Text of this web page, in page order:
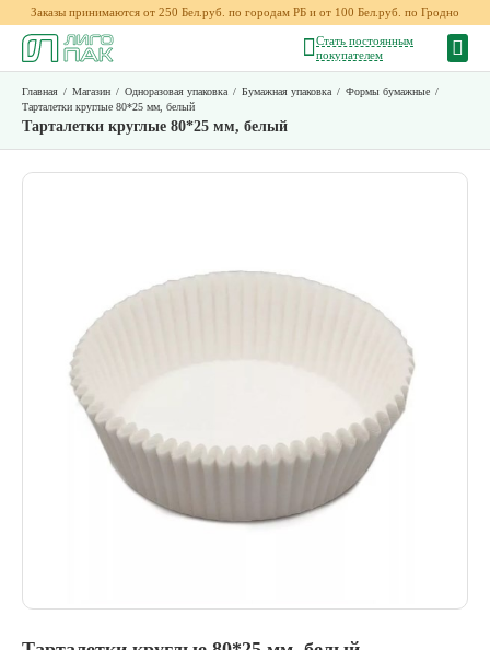
Заказы принимаются от 250 Бел.руб. по городам РБ и от 100 Бел.руб. по Гродно
Стать постоянным
покупателем
Главная / Магазин / Одноразовая упаковка / Бумажная упаковка / Формы бумажные /
Тарталетки круглые 80*25 мм, белый
Тарталетки круглые 80*25 мм, белый